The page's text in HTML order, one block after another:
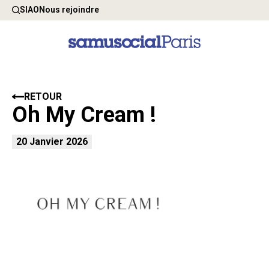
SIAONous rejoindre
Oh My Cream !
RETOUR
20 Janvier 2026